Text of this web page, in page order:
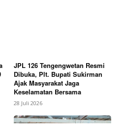
Week
PRO
JPL 126 Tengengwetan Resmi
Dibuka, Plt. Bupati Sukirman
Ajak Masyarakat Jaga
Keselamatan Bersama
28 Juli 2026